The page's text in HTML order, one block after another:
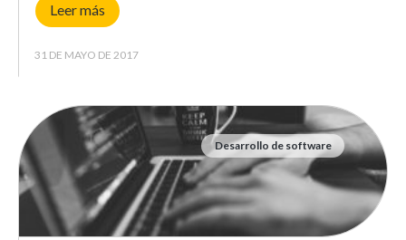
Leer más
31 DE MAYO DE 2017
Desarrollo de software